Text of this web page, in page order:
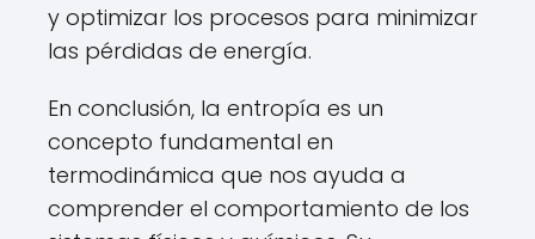
y optimizar los procesos para minimizar
las pérdidas de energía.
En conclusión, la entropía es un
concepto fundamental en
termodinámica que nos ayuda a
comprender el comportamiento de los